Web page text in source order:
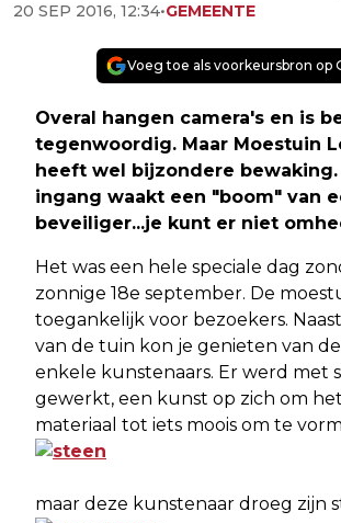
20 SEP 2016, 12:34•GEMEENTE
Voeg toe als voorkeursbron op
Overal hangen camera's en is
tegenwoordig. Maar Moestuin
heeft wel bijzondere bewaking.
ingang waakt een "boom" van
beveiliger...je kunt er niet
Het was een hele speciale dag
zonnige 18e september. De
toegankelijk voor bezoekers.
van de tuin kon je genieten van
enkele kunstenaars. Er werd met
gewerkt, een kunst op zich om
materiaal tot iets moois om te
maar deze kunstenaar droeg zijn